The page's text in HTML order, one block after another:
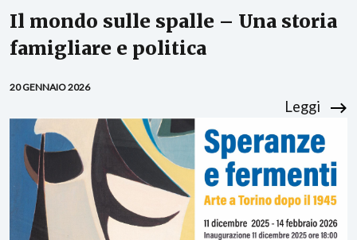
Il mondo sulle spalle – Una storia
famigliare e politica
20 GENNAIO 2026
Leggi